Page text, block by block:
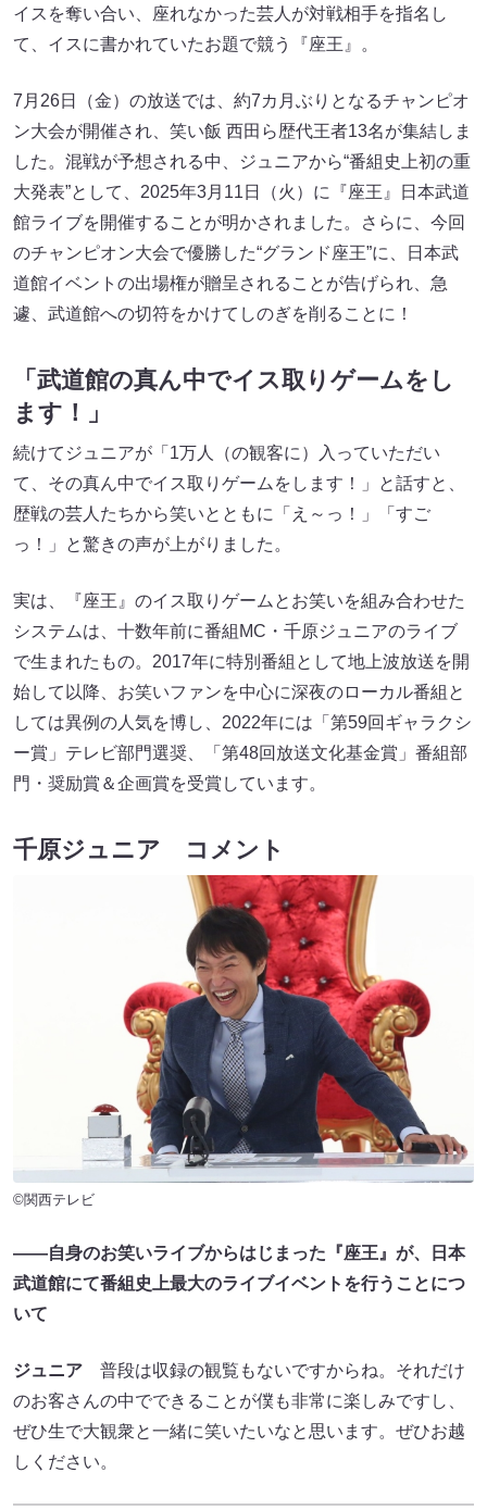
イスを奪い合い、座れなかった芸人が対戦相手を指名し
て、イスに書かれていたお題で競う『座王』。
7月26日（金）の放送では、約7カ月ぶりとなるチャンピオ
ン大会が開催され、笑い飯 西田ら歴代王者13名が集結しま
した。混戦が予想される中、ジュニアから“番組史上初の重
大発表”として、2025年3月11日（火）に『座王』日本武道
館ライブを開催することが明かされました。さらに、今回
のチャンピオン大会で優勝した“グランド座王”に、日本武
道館イベントの出場権が贈呈されることが告げられ、急
遽、武道館への切符をかけてしのぎを削ることに！
「武道館の真ん中でイス取りゲームをし
ます！」
続けてジュニアが「1万人（の観客に）入っていただい
て、その真ん中でイス取りゲームをします！」と話すと、
歴戦の芸人たちから笑いとともに「え～っ！」「すご
っ！」と驚きの声が上がりました。
実は、『座王』のイス取りゲームとお笑いを組み合わせた
システムは、十数年前に番組MC・千原ジュニアのライブ
で生まれたもの。2017年に特別番組として地上波放送を開
始して以降、お笑いファンを中心に深夜のローカル番組と
しては異例の人気を博し、2022年には「第59回ギャラクシ
ー賞」テレビ部門選奨、「第48回放送文化基金賞」番組部
門・奨励賞＆企画賞を受賞しています。
千原ジュニア コメント
©関西テレビ
――自身のお笑いライブからはじまった『座王』が、日本
武道館にて番組史上最大のライブイベントを行うことにつ
いて
ジュニア 普段は収録の観覧もないですからね。それだけ
のお客さんの中でできることが僕も非常に楽しみですし、
ぜひ生で大観衆と一緒に笑いたいなと思います。ぜひお越
しください。